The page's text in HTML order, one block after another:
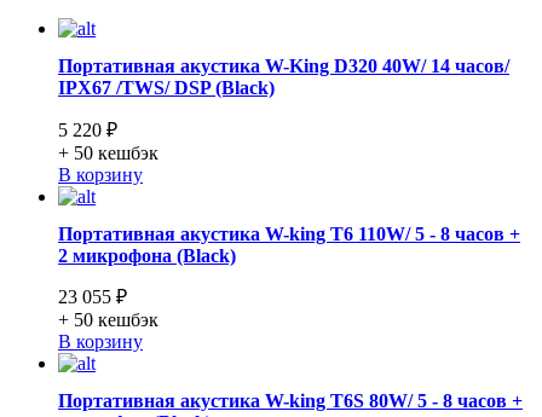
Портативная акустика W-King D320 40W/ 14 часов/
IPX67 /TWS/ DSP (Black)
5 220 ₽
+ 50 кешбэк
В корзину
Портативная акустика W-king T6 110W/ 5 - 8 часов +
2 микрофона (Black)
23 055 ₽
+ 50 кешбэк
В корзину
Портативная акустика W-king T6S 80W/ 5 - 8 часов +